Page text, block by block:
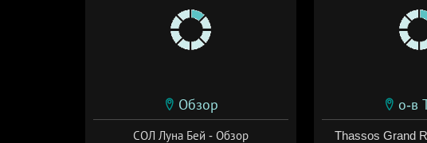
Обзор
СОЛ Луна Бей - Обзор
о-в
Thassos Grand